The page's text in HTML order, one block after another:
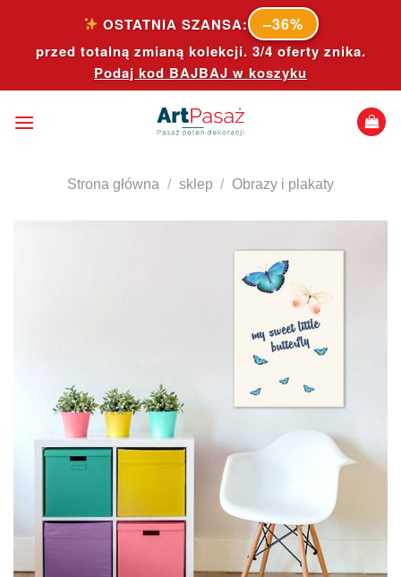
content
OSTATNIA SZANSA: –36%
przed totalną zmianą kolekcji. 3/4 oferty znika.
Podaj kod BAJBAJ w koszyku
Strona główna / sklep / Obrazy i plakaty